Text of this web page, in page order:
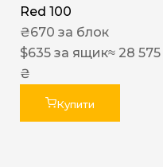
Red 100
₴670 за блок
$635 за ящик≈ 28 575
₴
Купити